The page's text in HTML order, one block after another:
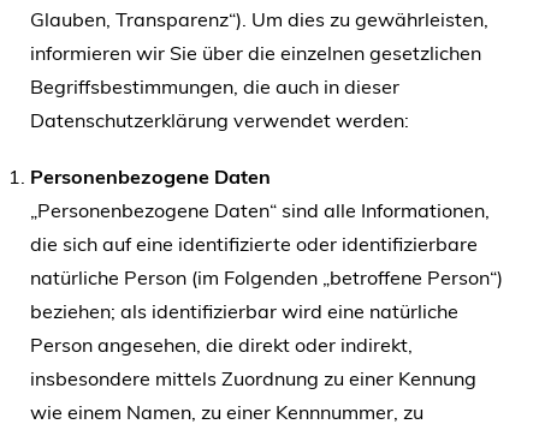
Glauben, Transparenz“). Um dies zu gewährleisten,
informieren wir Sie über die einzelnen gesetzlichen
Begriffsbestimmungen, die auch in dieser
Datenschutzerklärung verwendet werden:
Personenbezogene Daten
„Personenbezogene Daten“ sind alle Informationen,
die sich auf eine identifizierte oder identifizierbare
natürliche Person (im Folgenden „betroffene Person“)
beziehen; als identifizierbar wird eine natürliche
Person angesehen, die direkt oder indirekt,
insbesondere mittels Zuordnung zu einer Kennung
wie einem Namen, zu einer Kennnummer, zu